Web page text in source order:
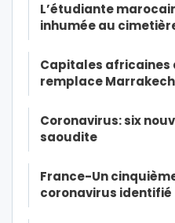
L’étudiante
inhumée au
Capitales africaines
remplace
Coronavirus: six
saoudite
France-Un
coronavirus identifié